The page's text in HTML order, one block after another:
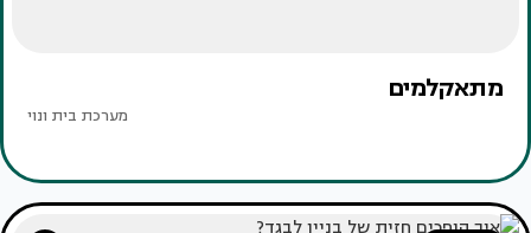
מתאקלמים
מערכת בית ונוי